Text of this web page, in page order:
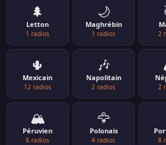
🌲
Letton
1 radios
🌙
Maghrébin
1 radios 2
🌵
Mexicain
12 radios
🎶
Napolitain
2 radios 2
🏔️
Péruvien
8 radios
🦅
Polonais
4 radios 8